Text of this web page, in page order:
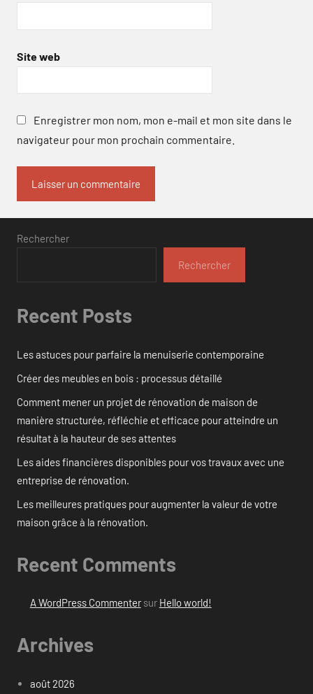
Site web
Enregistrer mon nom, mon e-mail et mon site dans le
navigateur pour mon prochain commentaire.
Rechercher
Rechercher
Recent Posts
Les astuces pour parfaire la menuiserie contemporaine
Créer des meubles en bois : processus détaillé
Comment mener un projet de rénovation de maison de
manière structurée, réfléchie et efficace pour atteindre un
résultat à la hauteur de ses attentes
Les aides financières disponibles pour vos travaux avec une
entreprise de rénovation.
Les meilleures pratiques pour augmenter la valeur de votre
maison grâce à la rénovation.
Recent Comments
A WordPress Commentersur Hello world!
Archives
août 2026